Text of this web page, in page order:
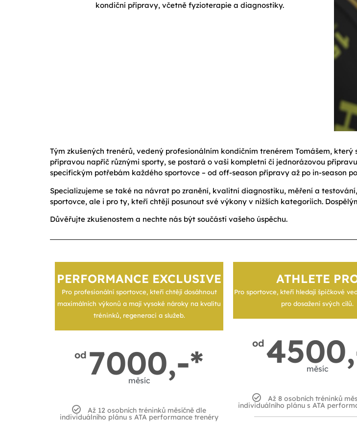
kondiční přípravy, včetně fyzioterapie a diagnostiky.
Tým zkušených trenérů, vedený profesionálním kondičním trenérem Tomášem,
přípravou napříč různými sporty, se postará o vaši kompletní či jednorázovou
specifickým potřebám každého sportovce – od off-season přípravy až po in-season
Specializujeme se také na návrat po zranění, kvalitní diagnostiku, měření a
sportovce, ale i pro ty, kteří chtějí posunout své výkony v nižších kategoriích.
Důvěřujte zkušenostem a nechte nás být součástí vašeho úspěchu.
PERFORMANCE EXCLUSIVE
Pro profesionální sportovce, kteří chtějí dosáhnout
maximálních výkonů a mají vysoké nároky na kvalitu
tréninků, regeneraci a služeb.
od 7000,-*
měsíc
Až 12 osobních tréninků měsíčně dle
individuálního plánu s ATA performance trenéry
ATHLETE
Pro sportovce, kteří hledají špičkové
pro dosažení svých cílů.
od
měsíc
Až 8 osobních tréninků
individuálního plánu s ATA